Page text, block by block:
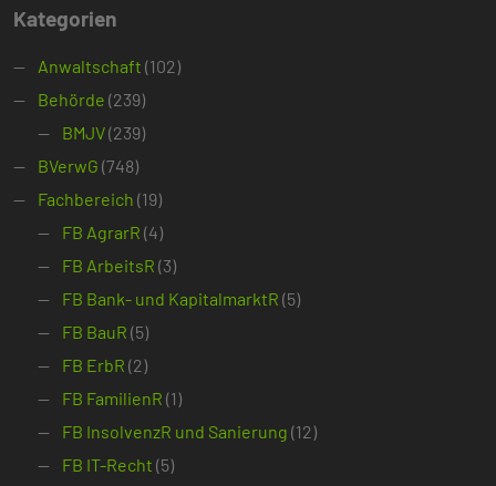
Kategorien
Anwaltschaft (102)
Behörde (239)
BMJV(239)
BVerwG (748)
Fachbereich (19)
FB AgrarR (4)
FB ArbeitsR (3)
FB Bank- und KapitalmarktR (5)
FB BauR (5)
FB ErbR (2)
FB FamilienR (1)
FB InsolvenzR und Sanierung (12)
FB IT-Recht (5)